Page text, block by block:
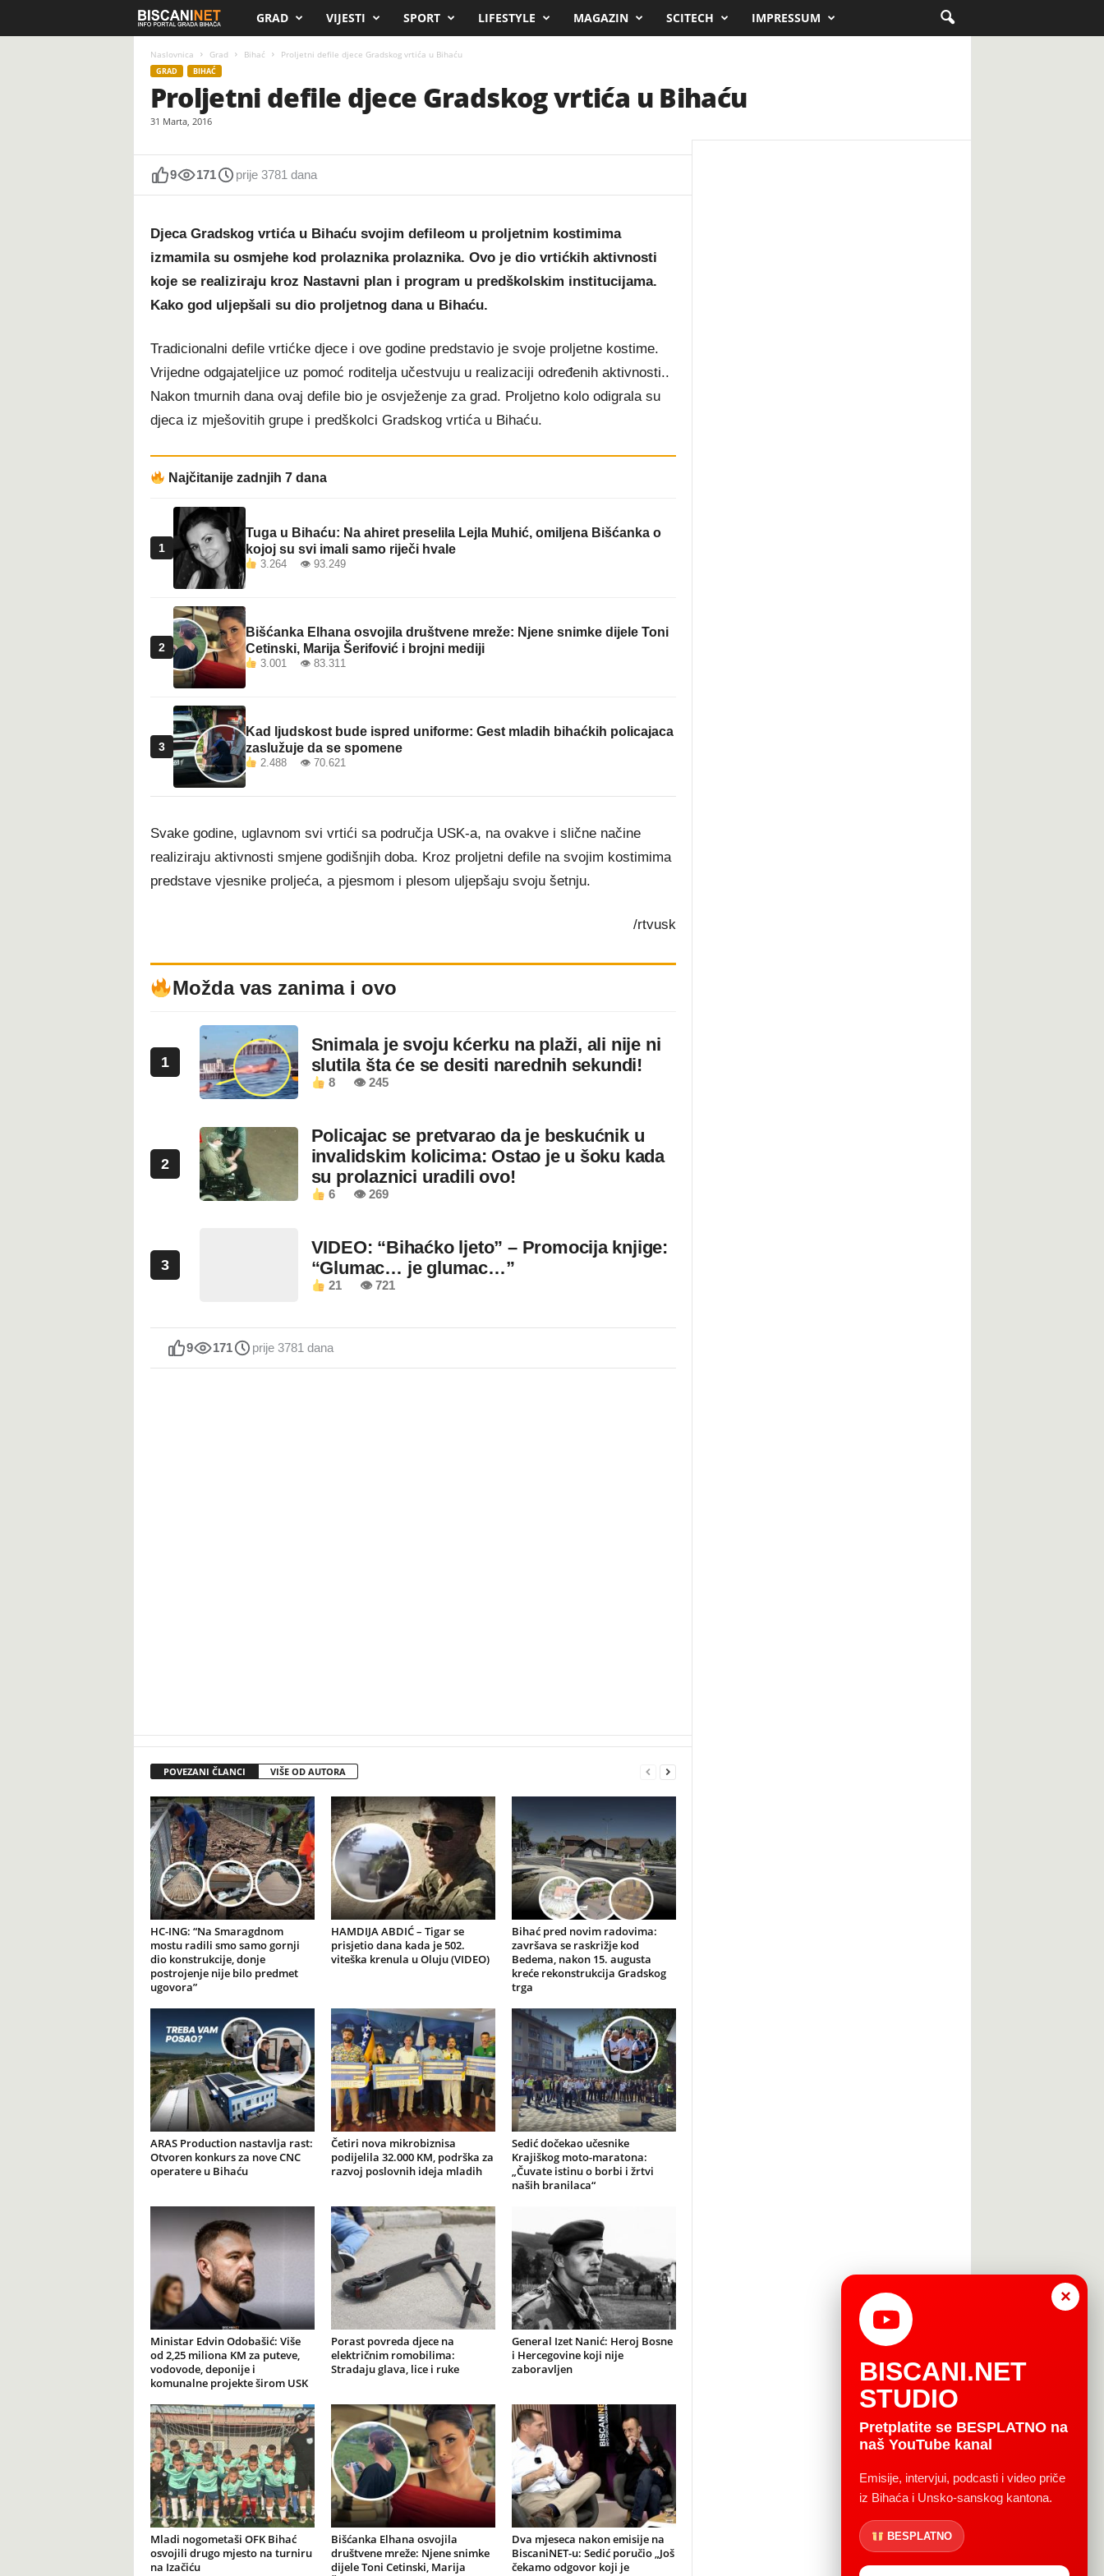
i
n
i
n
e
t
GRAD VIJESTI SPORT LIFESTYLE MAGAZIN SCITECH IMPRESSUM
Naslovnica Grad Bihać Proljetni defile djece Gradskog vrtića u Bihaću
GRAD BIHAĆ
Proljetni defile djece Gradskog vrtića u Bihaću
31 Marta, 2016
9 171 prije 3781 dana
Djeca Gradskog vrtića u Bihaću svojim defileom u proljetnim kostimima
izmamila su osmjehe kod prolaznika prolaznika. Ovo je dio vrtićkih aktivnosti
koje se realiziraju kroz Nastavni plan i program u predškolskim institucijama.
Kako god uljepšali su dio proljetnog dana u Bihaću.
Tradicionalni defile vrtićke djece i ove godine predstavio je svoje proljetne kostime.
Vrijedne odgajateljice uz pomoć roditelja učestvuju u realizaciji određenih aktivnosti..
Nakon tmurnih dana ovaj defile bio je osvježenje za grad. Proljetno kolo odigrala su
djeca iz mješovitih grupe i predškolci Gradskog vrtića u Bihaću.
Najčitanije zadnjih 7 dana
1
Tuga u Bihaću: Na ahiret preselila Lejla Muhić, omiljena Bišćanka o
kojoj su svi imali samo riječi hvale
3.264 👁 93.249
2
Bišćanka Elhana osvojila društvene mreže: Njene snimke dijele Toni
Cetinski, Marija Šerifović i brojni mediji
3.001 👁 83.311
3
Kad ljudskost bude ispred uniforme: Gest mladih bihaćkih policajaca
zaslužuje da se spomene
2.488 👁 70.621
Svake godine, uglavnom svi vrtići sa područja USK-a, na ovakve i slične načine
realiziraju aktivnosti smjene godišnjih doba. Kroz proljetni defile na svojim kostimima
predstave vjesnike proljeća, a pjesmom i plesom uljepšaju svoju šetnju.
/rtvusk
Možda vas zanima i ovo
1
Snimala je svoju kćerku na plaži, ali nije ni
slutila šta će se desiti narednih sekundi!
8 👁 245
2
Policajac se pretvarao da je beskućnik u
invalidskim kolicima: Ostao je u šoku kada
su prolaznici uradili ovo!
6 👁 269
3
VIDEO: “Bihaćko ljeto” – Promocija knjige:
“Glumac… je glumac…”
21 👁 721
9 171 prije 3781 dana
POVEZANI ČLANCI VIŠE OD AUTORA
HC-ING: “Na Smaragdnom
mostu radili smo samo gornji
dio konstrukcije, donje
postrojenje nije bilo predmet
ugovora”
HAMDIJA ABDIĆ – Tigar se
prisjetio dana kada je 502.
viteška krenula u Oluju (VIDEO)
Bihać pred novim radovima:
završava se raskrižje kod
Bedema, nakon 15. augusta
kreće rekonstrukcija Gradskog
trga
ARAS Production nastavlja rast:
Otvoren konkurs za nove CNC
operatere u Bihaću
Četiri nova mikrobiznisa
podijelila 32.000 KM, podrška za
razvoj poslovnih ideja mladih
Sedić dočekao učesnike
Krajiškog moto-maratona:
„Čuvate istinu o borbi i žrtvi
naših branilaca“
Ministar Edvin Odobašić: Više
od 2,25 miliona KM za puteve,
vodovode, deponije i
komunalne projekte širom USK
Porast povreda djece na
električnim romobilima:
Stradaju glava, lice i ruke
General Izet Nanić: Heroj Bosne
i Hercegovine koji nije
zaboravljen
Mladi nogometaši OFK Bihać
osvojili drugo mjesto na turniru
na Izačiću
Bišćanka Elhana osvojila
društvene mreže: Njene snimke
dijele Toni Cetinski, Marija
Dva mjeseca nakon emisije na
BiscaniNET-u: Sedić poručio „Još
čekamo odgovor koji je
×
BISCANI.NET
STUDIO
Pretplatite se BESPLATNO na
naš YouTube kanal
Emisije, intervjui, podcasti i video priče
iz Bihaća i Unsko-sanskog kantona.
BESPLATNO